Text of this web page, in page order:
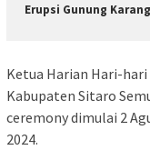
Erupsi Gunung
Ketua Harian Hari-hari
Kabupaten Sitaro
ceremony dimulai 2
2024.